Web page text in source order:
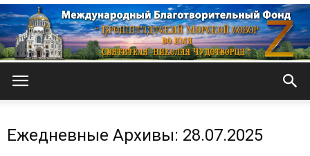
Ежедневные Архивы: 28.07.2025